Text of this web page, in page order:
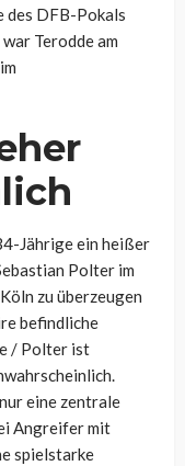
des DFB-Pokals
Terodde am
Jährige ein heißer
Polter im
zu überzeugen
befindliche
/ Polter ist
eine zentrale
Angreifer mit
spielstarke